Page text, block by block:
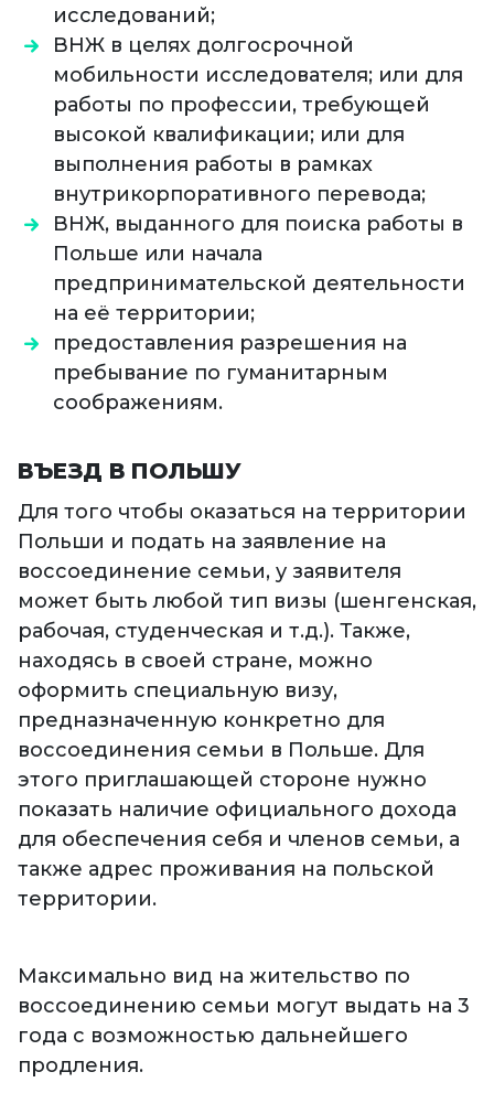
исследований;
ВНЖ в целях долгосрочной
мобильности исследователя; или для
работы по профессии, требующей
высокой квалификации; или для
выполнения работы в рамках
внутрикорпоративного перевода;
ВНЖ, выданного для поиска работы в
Польше или начала
предпринимательской деятельности
на её территории;
предоставления разрешения на
пребывание по гуманитарным
соображениям.
ВЪЕЗД В ПОЛЬШУ
Для того чтобы оказаться на территории
Польши и подать на заявление на
воссоединение семьи, у заявителя
может быть любой тип визы (шенгенская,
рабочая, студенческая и т.д.). Также,
находясь в своей стране, можно
оформить специальную визу,
предназначенную конкретно для
воссоединения семьи в Польше. Для
этого приглашающей стороне нужно
показать наличие официального дохода
для обеспечения себя и членов семьи, а
также адрес проживания на польской
территории.
Максимально вид на жительство по
воссоединению семьи могут выдать на 3
года с возможностью дальнейшего
продления.